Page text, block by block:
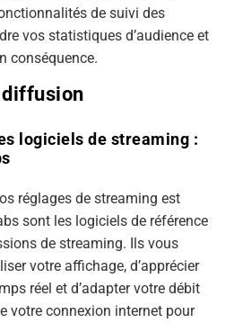
de suivi des
vos statistiques d’audience et
conséquence.
diffusion
logiciels de streaming :
réglages de streaming est
sont les logiciels de référence
de streaming. Ils vous
votre affichage, d’apprécier
réel et d’adapter votre débit
votre connexion internet pour